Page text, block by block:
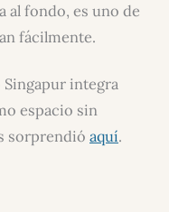
al fondo, es uno de
fácilmente.
integra
espacio sin
sorprendió aquí.